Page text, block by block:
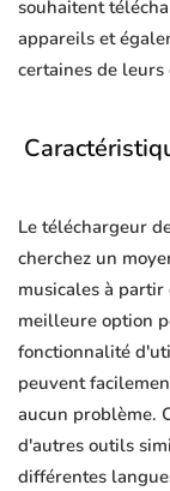
souhaitent
appareils et
certaines de leurs
Le téléchargeur
cherchez un
musicales à
meilleure option
fonctionnalité
peuvent
aucun problème.
d'autres outils
différentes